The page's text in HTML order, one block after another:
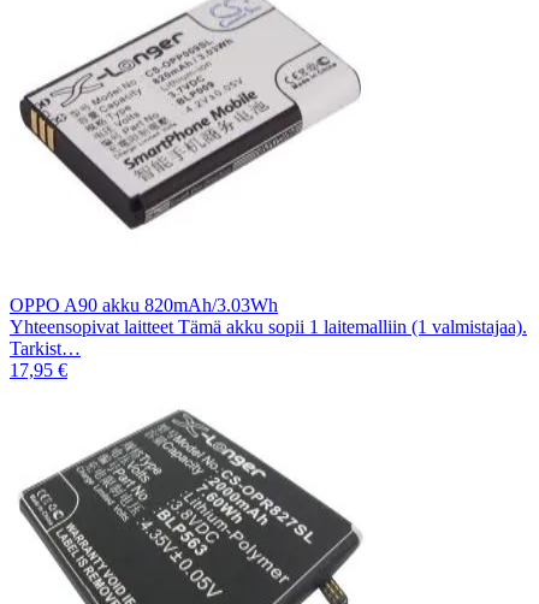
OPPO A90 akku 820mAh/3.03Wh
Yhteensopivat laitteet Tämä akku sopii 1 laitemalliin (1 valmistajaa).
Tarkist…
17,95 €